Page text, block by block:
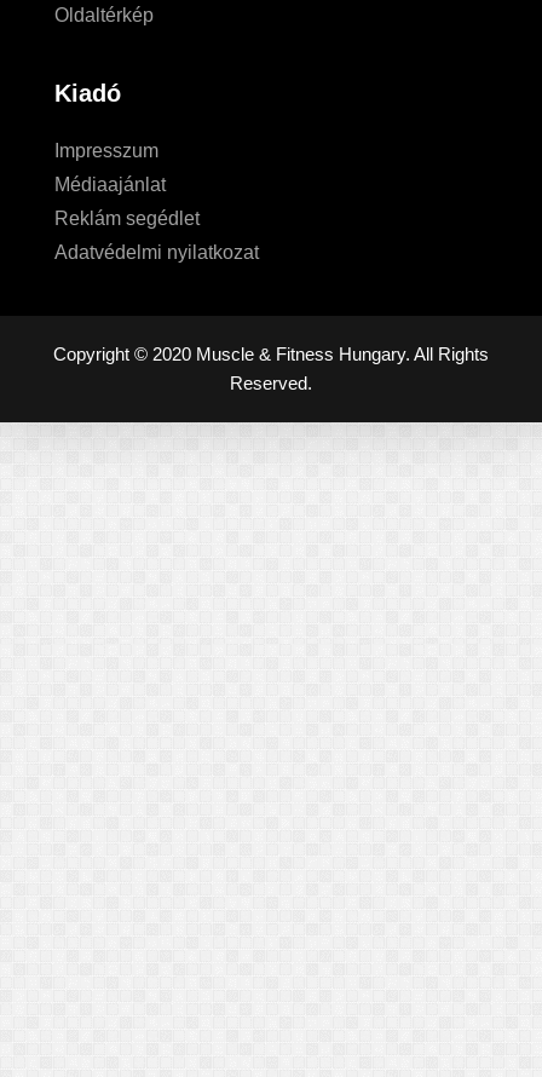
Oldaltérkép
Kiadó
Impresszum
Médiaajánlat
Reklám segédlet
Adatvédelmi nyilatkozat
Copyright © 2020 Muscle & Fitness Hungary. All Rights
Reserved.